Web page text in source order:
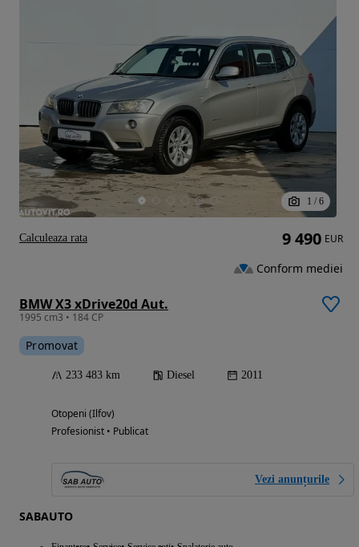
1 / 6
BMW X3 xDrive20d Aut.
1995 cm3 • 184 CP
Promovat
233 483 km Diesel 2011
Otopeni (Ilfov)
Profesionist • Publicat
Vezi anunțurile
SABAUTO
9 490 EUR
Conform mediei
Calculeaza rata